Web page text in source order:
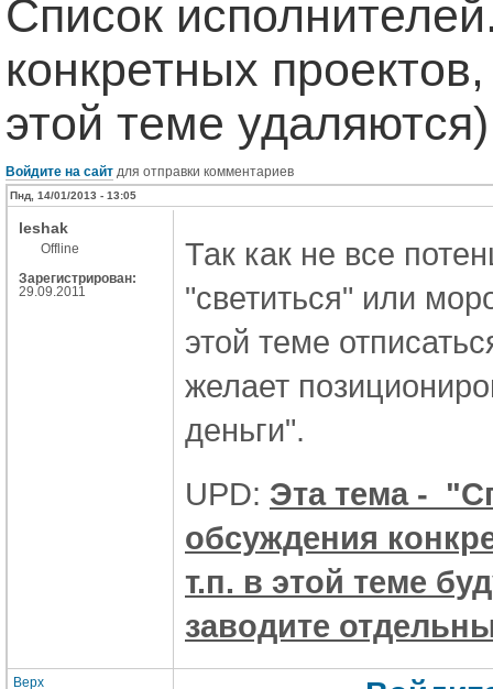
Список
конкретных
этой теме удаляются)
Войдите на сайт для отправки комментариев
Пнд, 14/01/2013 - 13:05
leshak
Offline
Зарегистрирован:
29.09.2011
Так как не все
"светиться" или
этой теме
желает
деньги".
UPD: Эта тема -
обсуждения
т.п. в этой теме
заводите
Верх